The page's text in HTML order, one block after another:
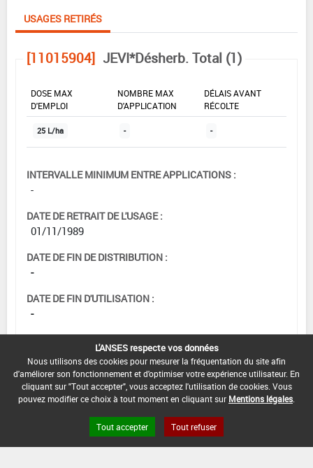
USAGES RETIRÉS
[11015904] JEVI*Désherb. Total (1)
DOSE MAX
D'EMPLOI
NOMBRE MAX
D'APPLICATION
DÉLAIS AVANT
RÉCOLTE
25 L/ha - -
INTERVALLE MINIMUM ENTRE APPLICATIONS :
-
DATE DE RETRAIT DE L'USAGE :
01/11/1989
DATE DE FIN DE DISTRIBUTION :
-
DATE DE FIN D'UTILISATION :
-
L'ANSES respecte vos données
Nous utilisons des cookies pour mesurer la fréquentation du site afin
d'améliorer son fonctionnement et d'optimiser votre expérience utilisateur. En
cliquant sur "Tout accepter", vous acceptez l'utilisation de cookies. Vous
pouvez modifier ce choix à tout moment en cliquant sur Mentions légales
Tout accepter Tout refuser